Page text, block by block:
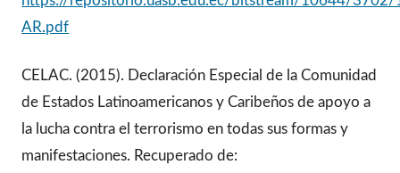
AR.pdf
CELAC. (2015). Declaración Especial de la Comunidad
de Estados Latinoamericanos y Caribeños de apoyo a
la lucha contra el terrorismo en todas sus formas y
manifestaciones. Recuperado de: